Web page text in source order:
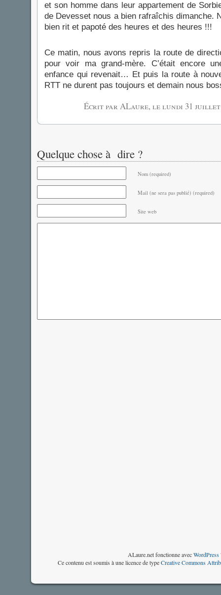
et son homme dans leur appartement de
de Devesset nous a bien rafraîchis dimanche.
bien rit et papoté des heures et des heures !!!
Ce matin, nous avons repris la route de
pour voir ma grand-mère. C’était encore
enfance qui revenait… Et puis la route à
RTT ne durent pas toujours et demain nous
Écrit par ALaure, lelundi 31 juillet
Quelque chose à dire ?
Nom (required)
Mail (ne sera pas publié) (required)
Site web
ALaure.net fonctionne avecWordPress
Ce contenu est soumis à une licence de typeCreative Commons